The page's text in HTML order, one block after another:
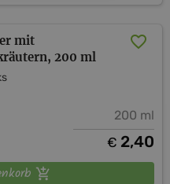
mit
200 ml
200 ml
€ 2,40